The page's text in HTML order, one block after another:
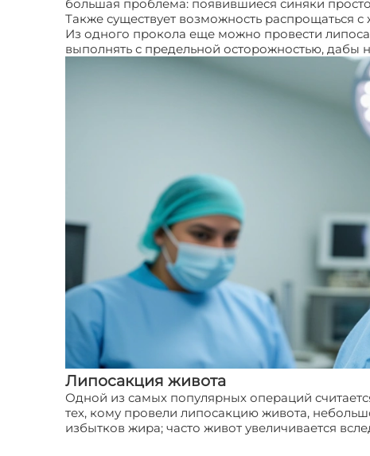
большая проблема: появившиеся синяки
Также существует возможность распрощаться
Из одного прокола еще можно провести
выполнять с предельной осторожностью, дабы
Липосакция живота
Одной из самых популярных операций
тех, кому провели липосакцию живота,
избытков жира; часто живот увеличивается